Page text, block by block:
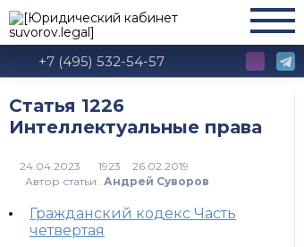
+7 (495) 532-54-57
Статья 1226
Интеллектуальные права
1923
Автор статьи: Андрей Суворов
Гражданский кодекс Часть
четвертая